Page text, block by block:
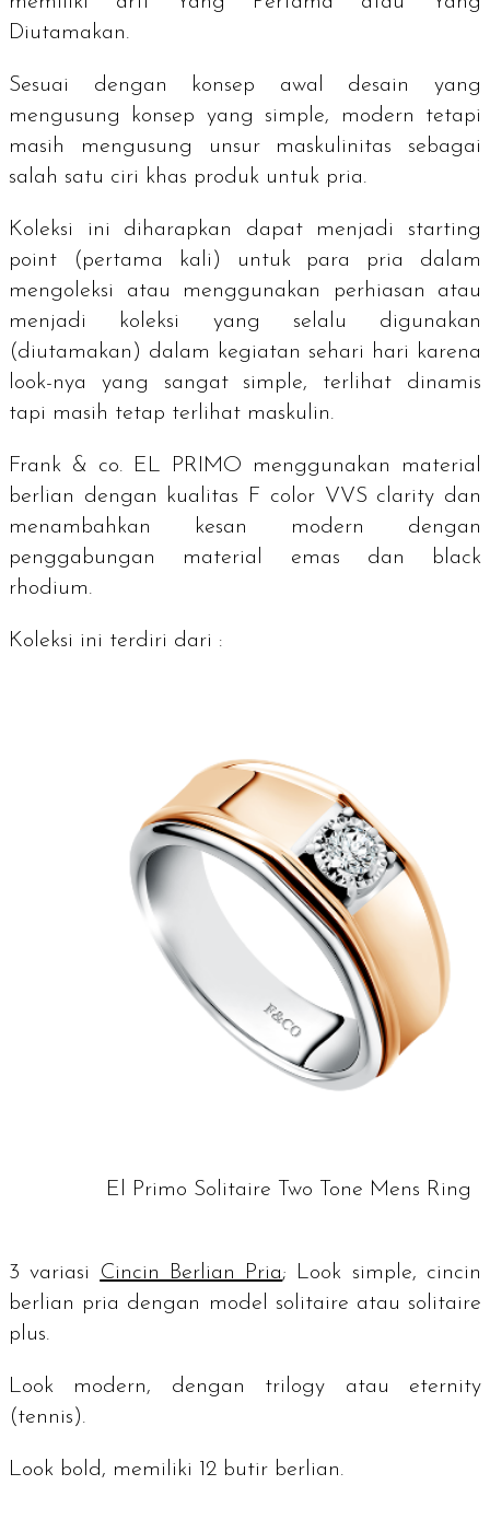
Diutamakan.
Sesuai dengan konsep awal desain yang
mengusung konsep yang simple, modern tetapi
masih mengusung unsur maskulinitas sebagai
salah satu ciri khas produk untuk pria.
Koleksi ini diharapkan dapat menjadi starting
point
(pertama kali) untuk para pria dalam
mengoleksi atau menggunakan perhiasan atau
menjadi koleksi yang selalu digunakan
(diutamakan) dalam kegiatan sehari hari karena
look-nya yang sangat simple, terlihat dinamis
tapi masih tetap terlihat maskulin.
Frank & co. EL PRIMO menggunakan material
berlian dengan kualitas F color VVS clarity dan
menambahkan kesan modern dengan
penggabungan material emas dan black
rhodium.
Koleksi ini terdiri dari :
El Primo Solitaire Two Tone Mens Ring
3 variasi Cincin Berlian Pria; Look simple, cincin
berlian pria dengan model solitaire atau solitaire
plus.
Look modern, dengan trilogy atau eternity
(tennis).
Look bold, memiliki 12 butir berlian.